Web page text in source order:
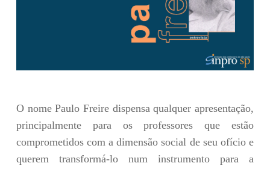
O nome Paulo Freire dispensa qualquer apresentação,
principalmente para os professores que estão
comprometidos com a dimensão social de seu ofício e
querem transformá-lo num instrumento para a